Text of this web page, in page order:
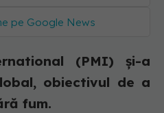
pe Google News
(PMI) și-a
obiectivul de a
fum.